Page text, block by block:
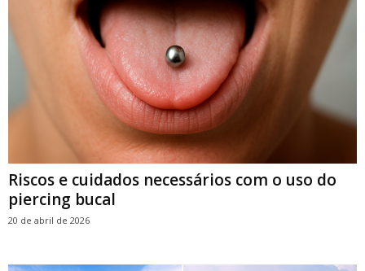
Riscos e cuidados necessários com o uso do
piercing bucal
20 de abril de 2026